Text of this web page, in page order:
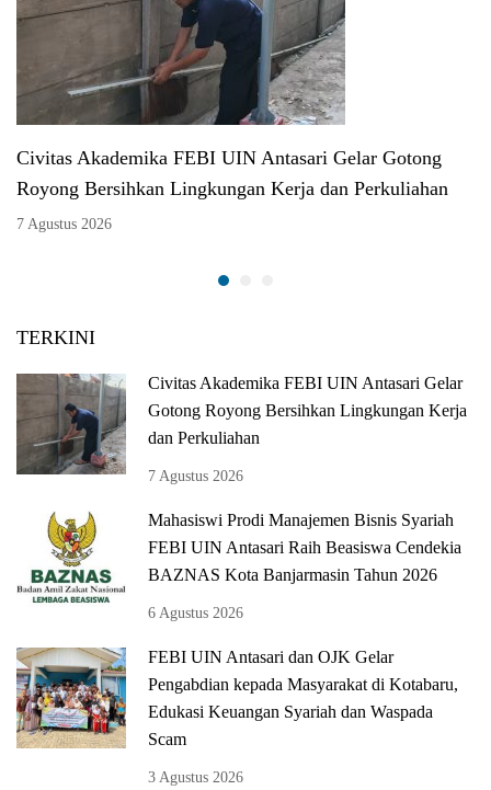
Civitas Akademika FEBI UIN Antasari Gelar Gotong
Royong Bersihkan Lingkungan Kerja dan Perkuliahan
7 Agustus 2026
TERKINI
Civitas Akademika FEBI UIN Antasari Gelar
Gotong Royong Bersihkan Lingkungan Kerja
dan Perkuliahan
7 Agustus 2026
Mahasiswi Prodi Manajemen Bisnis Syariah
FEBI UIN Antasari Raih Beasiswa Cendekia
BAZNAS Kota Banjarmasin Tahun 2026
6 Agustus 2026
FEBI UIN Antasari dan OJK Gelar
Pengabdian kepada Masyarakat di Kotabaru,
Edukasi Keuangan Syariah dan Waspada
Scam
3 Agustus 2026